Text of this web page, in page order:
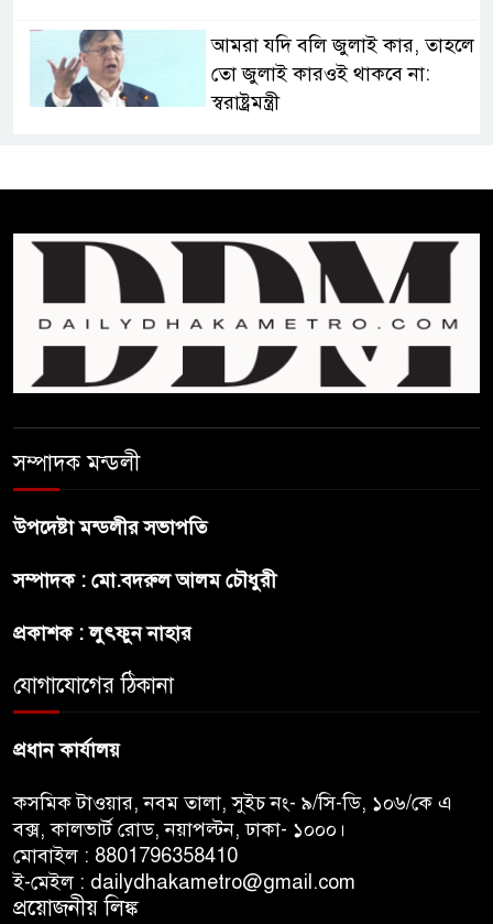
আমরা যদি বলি জুলাই কার, তাহলে
তো জুলাই কারওই থাকবে না:
স্বরাষ্ট্রমন্ত্রী
শেখ হাসিনার বক্তব্য প্রচার করলেই
ব্যবস্থা নিবে সরকার : প্রধানমন্ত্রীর
উপদেষ্টা
বাংলাদেশে বিনিয়োগ ও দক্ষ শ্রমিক
গ্যাসের দাম বাড়লো ৭০ টাকা, সন্ধ্যা
থেকে কার্যকর
ওপর হামলার অভিযোগ
সম্পাদক মন্ডলী
উপদেষ্টা মন্ডলীর সভাপতি
সম্পাদক : মো.বদরুল আলম চৌধুরী
প্রকাশক : লুৎফুন নাহার
যোগাযোগের ঠিকানা
প্রধান কার্যালয়
কসমিক টাওয়ার, নবম তালা, সুইচ নং- ৯/সি-ডি, ১০৬/কে এ
বক্স, কালভার্ট রোড, নয়াপল্টন, ঢাকা- ১০০০।
মোবাইল : 8801796358410
ই-মেইল : dailydhakametro@gmail.com
প্রয়োজনীয় লিঙ্ক